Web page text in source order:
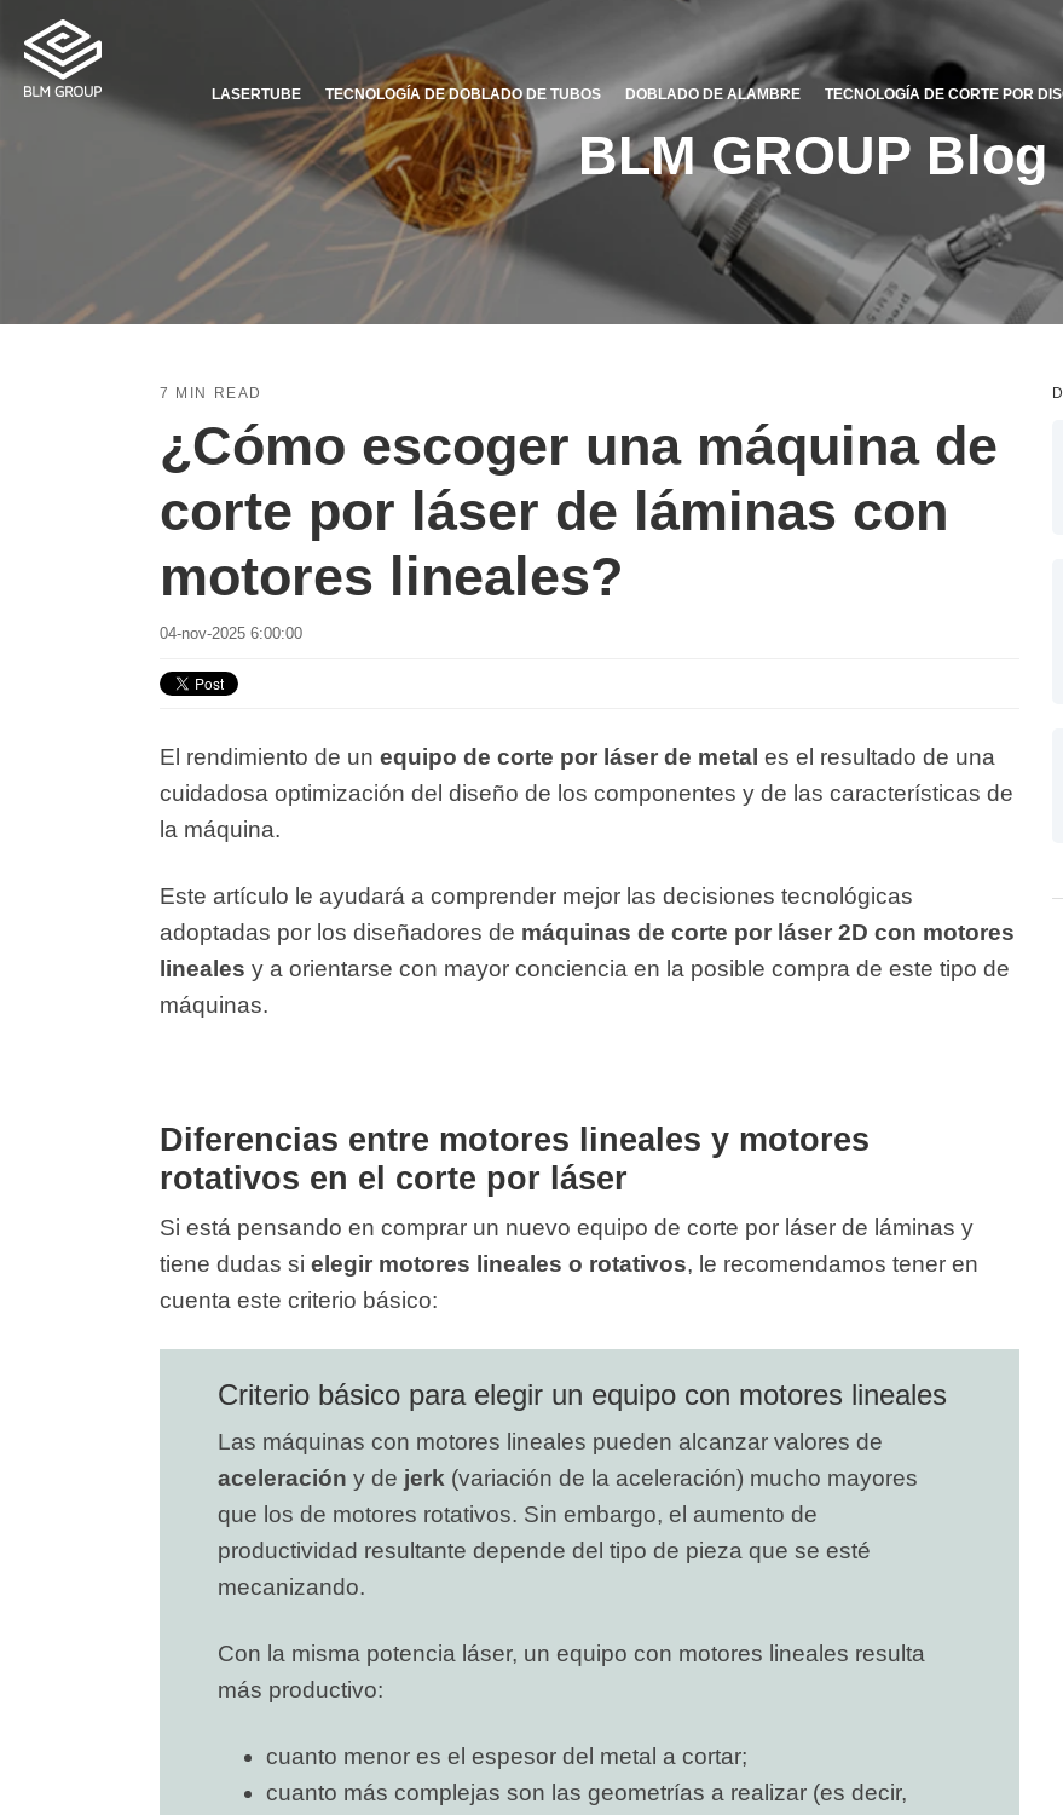
LASERTUBE TECNOLOGÍA DE DOBLADO DE TUBOS DOBLADO DE ALAMBRE TECNOLOGÍA DE CORTE POR
BLM GROUP Blog
7 MIN READ
¿Cómo escoger una máquina de
corte por láser de láminas con
motores lineales?
04-nov-2025 6:00:00
El rendimiento de un equipo de corte por láser de metal es el resultado de una
cuidadosa optimización del diseño de los componentes y de las características de
la máquina.
Este artículo le ayudará a comprender mejor las decisiones tecnológicas
adoptadas por los diseñadores de máquinas de corte por láser 2D con motores
lineales y a orientarse con mayor conciencia en la posible compra de este tipo de
máquinas.
Diferencias entre motores lineales y motores
rotativos en el corte por láser
Si está pensando en comprar un nuevo equipo de corte por láser de láminas y
tiene dudas si elegir motores lineales o rotativos, le recomendamos tener en
cuenta este criterio básico:
Criterio básico para elegir un equipo con motores lineales
Las máquinas con motores lineales pueden alcanzar valores de
aceleración y de jerk (variación de la aceleración) mucho mayores
que los de motores rotativos. Sin embargo, el aumento de
productividad resultante depende del tipo de pieza que se esté
mecanizando.
Con la misma potencia láser, un equipo con motores lineales resulta
más productivo:
cuanto menor es el espesor del metal a cortar;
cuanto más complejas son las geometrías a realizar (es decir,